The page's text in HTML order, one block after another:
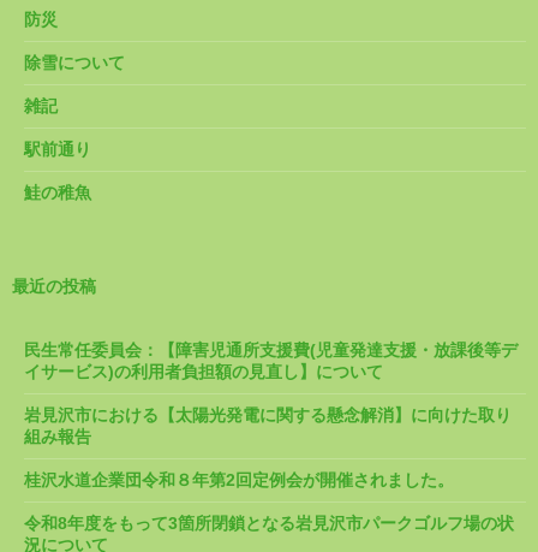
防災
除雪について
雑記
駅前通り
鮭の稚魚
最近の投稿
民生常任委員会：【障害児通所支援費(児童発達支援・放課後等デ
イサービス)の利用者負担額の見直し】について
岩見沢市における【太陽光発電に関する懸念解消】に向けた取り
組み報告
桂沢水道企業団令和８年第2回定例会が開催されました。
令和8年度をもって3箇所閉鎖となる岩見沢市パークゴルフ場の状
況について